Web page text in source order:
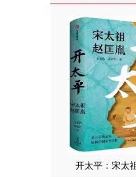
开太平：宋太